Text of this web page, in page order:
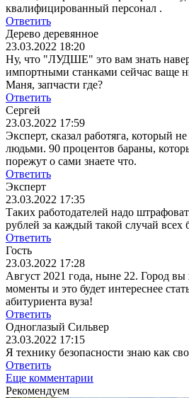
квалифицированный персонал .
Ответить
Дерево деревянное
23.03.2022 18:20
Ну, что "ЛУДШЕ" это вам знать
импортными станками сейчас ваще
Маня, запчасти где?
Ответить
Сергей
23.03.2022 17:59
Эксперт, сказал работяга, который
людьми. 90 процентов бараны,
порежут о сами знаете что.
Ответить
Эксперт
23.03.2022 17:35
Таких работодателей надо
рублей за каждый такой случай всех
Ответить
Гость
23.03.2022 17:28
Август 2021 года, ныне 22. Город
моменты и это будет интереснее
абитуриента вуза!
Ответить
Одноглазый Сильвер
23.03.2022 17:15
Я технику безопасности знаю как
Ответить
Еще комментарии
Рекомендуем